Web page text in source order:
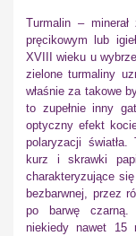
Turmalin – minerał
pręcikowym lub
XVIII wieku u
zielone turmaliny
właśnie za takowe
to zupełnie inny
optyczny efekt
polaryzacji światła.
kurz i skrawki
charakteryzujące
bezbarwnej, przez
po barwę czarną.
niekiedy nawet 15